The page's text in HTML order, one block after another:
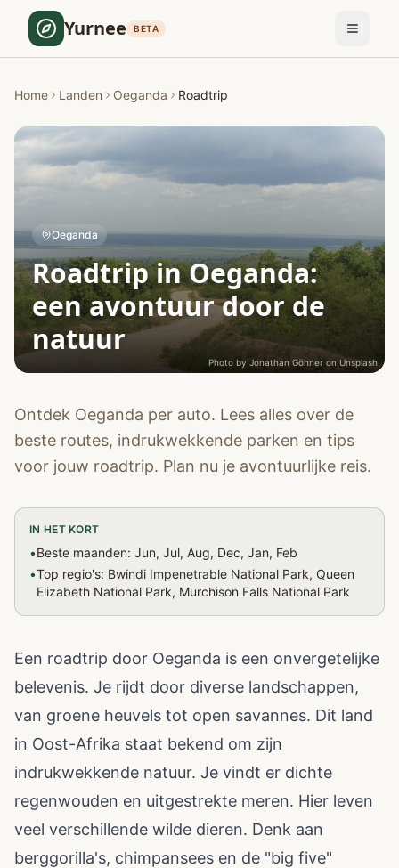
Yurnee BETA
Home Landen Oeganda Roadtrip
Oeganda
Roadtrip in Oeganda:
een avontuur door de
natuur
Photo by Jonathan Göhner onUnsplash
Ontdek Oeganda per auto. Lees alles over de
beste routes, indrukwekkende parken en tips
voor jouw roadtrip. Plan nu je avontuurlijke reis.
IN HET KORT
•Beste maanden: Jun, Jul, Aug, Dec, Jan, Feb
•Top regio's: Bwindi Impenetrable National Park, Queen
Elizabeth National Park, Murchison Falls National Park
Een roadtrip door Oeganda is een onvergetelijke
belevenis. Je rijdt door diverse landschappen,
van groene heuvels tot open savannes. Dit land
in Oost-Afrika staat bekend om zijn
indrukwekkende natuur. Je vindt er dichte
regenwouden en uitgestrekte meren. Hier leven
veel verschillende wilde dieren. Denk aan
berggorilla's, chimpansees en de "big five"